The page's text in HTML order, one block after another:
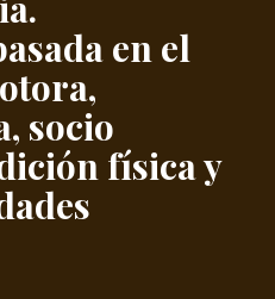
en el
socio
física y